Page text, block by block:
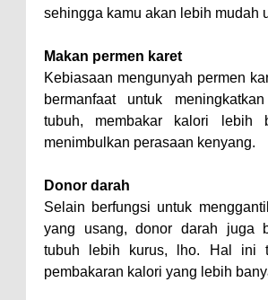
sehingga kamu akan lebih mudah
Makan permen karet
Kebiasaan mengunyah permen
bermanfaat untuk
tubuh, membakar kalori lebih
menimbulkan perasaan kenyang.
Donor darah
Selain berfungsi untuk
yang usang, donor darah juga
tubuh lebih kurus, lho. Hal ini
pembakaran kalori yang lebih